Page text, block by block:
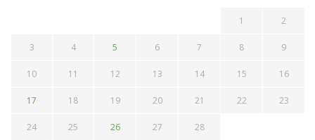
1 2
3 4 5 6 7 8 9
10 11 12 13 14 15 16
17 18 19 20 21 22 23
24 25 26 27 28